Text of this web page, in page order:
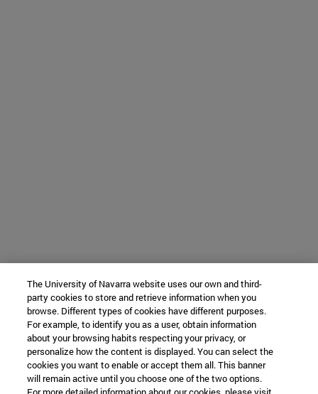
The University of Navarra website uses our own and third-
party cookies to store and retrieve information when you
browse. Different types of cookies have different purposes.
For example, to identify you as a user, obtain information
about your browsing habits respecting your privacy, or
personalize how the content is displayed. You can select the
cookies you want to enable or accept them all. This banner
will remain active until you choose one of the two options.